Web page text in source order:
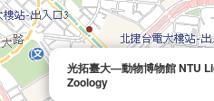
光拓臺大—動物博物館 NTU
Zoology